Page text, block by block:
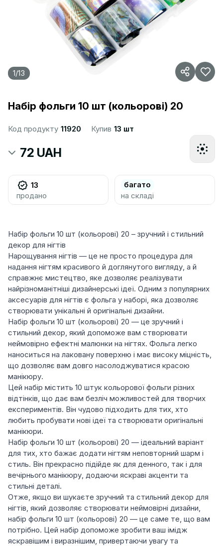
1/13
Набір фольги 10 шт (кольорові) 20
Код продукту 11920 Купив 13 шт
72 UAH
13
продано
багато
на складі
Набір фольги 10 шт (кольорові) 20 – зручний і стильний
декор для нігтів
Нарощування нігтів — це не просто процедура для
надання нігтям красивого й доглянутого вигляду, а й
справжнє мистецтво, яке дозволяє реалізувати
найрізноманітніші дизайнерські ідеї. Одним з популярних
аксесуарів для нігтів є фольга у наборі, яка дозволяє
створювати унікальні й оригінальні дизайни.
Набір фольги 10 шт (кольорові) 20 — це зручний і
стильний декор, який допоможе вам створювати
неймовірно ефектні малюнки на нігтях. Фольга легко
наноситься на лаковану поверхню і має високу міцність,
що дозволяє вам довго насолоджуватися красою
манікюру.
Цей набір містить 10 штук кольорової фольги різних
відтінків, що дає вам безліч можливостей для творчих
експериментів. Він чудово підходить для тих, хто
любить пробувати нові ідеї та створювати оригінальні
манікюри.
Набір фольги 10 шт (кольорові) 20 — ідеальний варіант
для тих, хто бажає додати нігтям неповторний шарм і
стиль. Він прекрасно підійде як для денного, так і для
вечірнього манікюру, додаючи яскраві акценти та
стильні деталі.
Отже, якщо ви шукаєте зручний та стильний декор для
нігтів, який дозволяє створювати неймовірні дизайни,
набір фольги 10 шт (кольорові) 20 — це саме те, що вам
потрібно. Цей набір допоможе зробити ваш імідж
яскравішим і виразнішим, привертаючи увагу та